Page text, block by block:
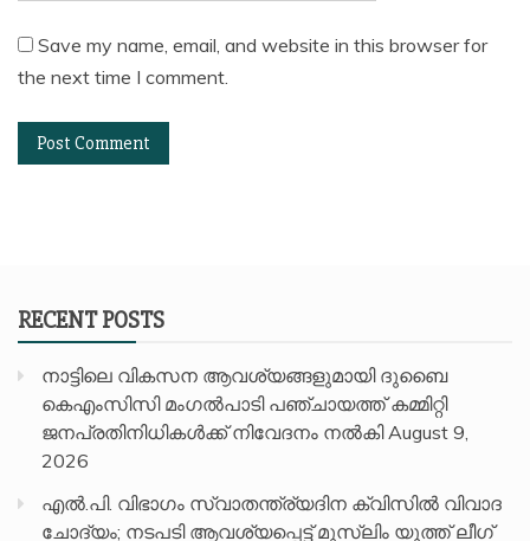
Save my name, email, and website in this browser for
the next time I comment.
RECENT POSTS
നാട്ടിലെ വികസന ആവശ്യങ്ങളുമായി ദുബൈ
കെഎംസിസി മംഗൽപാടി പഞ്ചായത്ത് കമ്മിറ്റി
ജനപ്രതിനിധികൾക്ക് നിവേദനം നൽകി August 9,
2026
എൽ.പി. വിഭാഗം സ്വാതന്ത്ര്യദിന ക്വിസിൽ വിവാദ
ചോദ്യം; നടപടി ആവശ്യപ്പെട്ട് മുസ്‌ലിം യൂത്ത് ലീഗ്